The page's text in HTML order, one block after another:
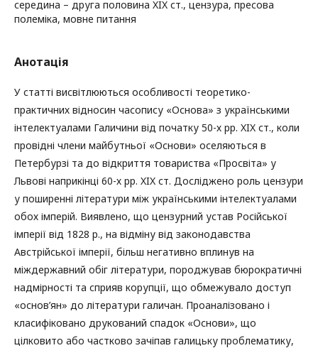
середина – друга половина XIX ст., цензура, пресова
полеміка, мовне питання
Анотація
У статті висвітлюються особливості теоретико-
практичних відносин часопису «Основа» з українськими
інтелектуалами Галичини від початку 50-х рр. XIX ст., коли
провідні члени майбутньої «Основи» оселяються в
Петербурзі та до відкриття товариства «Просвіта» у
Львові наприкінці 60-х рр. XIX ст. Досліджено роль цензури
у поширенні літератури між українськими інтелектуалами
обох імперій. Виявлено, що цензурний устав Російської
імперії від 1828 р., на відміну від законодавства
Австрійської імперії, більш негативно вплинув на
міждержавний обіг літератури, породжував бюрократичні
надмірності та сприяв корупції, що обмежувало доступ
«основ’ян» до літератури галичан. Проаналізовано і
класифіковано друкований спадок «Основи», що
цілковито або частково зачіпав галицьку проблематику,